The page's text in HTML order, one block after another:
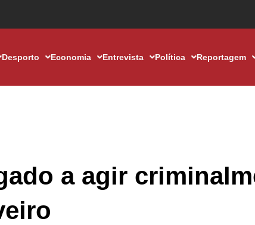
Desporto Economia Entrevista Política Reportagem
a agir